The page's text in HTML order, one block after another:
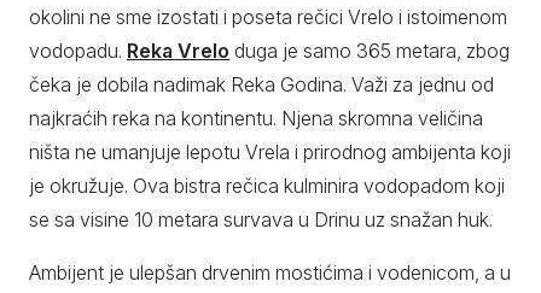
okolini ne sme izostati i poseta rečici Vrelo i istoimenom
vodopadu. Reka Vrelo duga je samo 365 metara, zbog
čeka je dobila nadimak Reka Godina. Važi za jednu od
najkraćih reka na kontinentu. Njena skromna veličina
ništa ne umanjuje lepotu Vrela i prirodnog ambijenta koji
je okružuje. Ova bistra rečica kulminira vodopadom koji
se sa visine 10 metara survava u Drinu uz snažan huk.
Ambijent je ulepšan drvenim mostićima i vodenicom, a u